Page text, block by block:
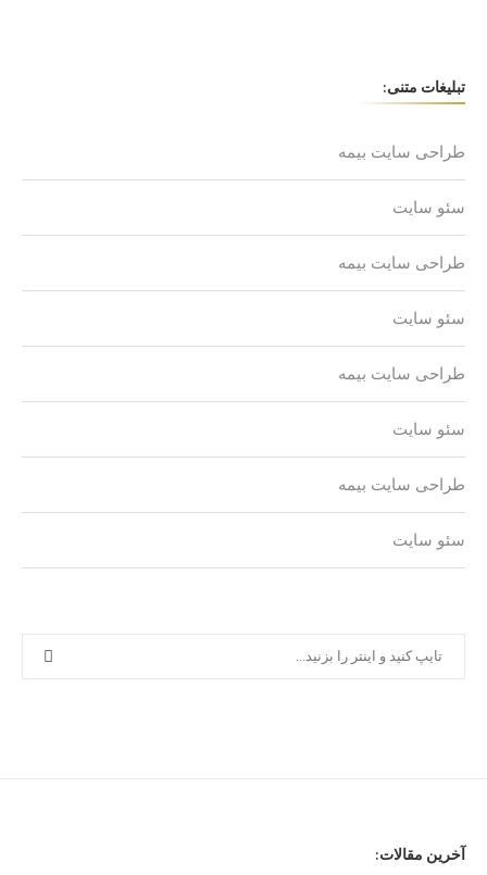
تبلیغات متنی:
طراحی سایت بیمه
سئو سایت
طراحی سایت بیمه
سئو سایت
طراحی سایت بیمه
سئو سایت
طراحی سایت بیمه
سئو سایت
آخرین مقالات: